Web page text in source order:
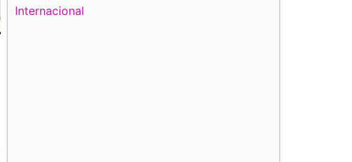
Internacional